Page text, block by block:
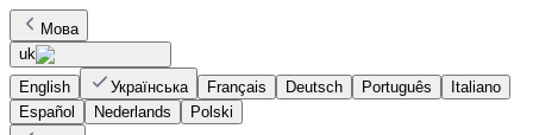
Мова
uk
English
Українська Français Deutsch Português
Italiano
Español
Nederlands
Polski